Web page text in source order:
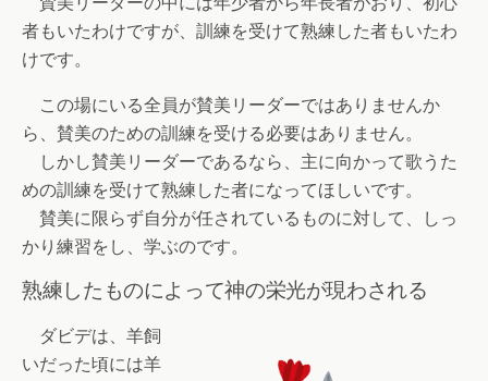
者もいたわけですが、訓練を受けて熟練した者もいたわ
けです。
この場にいる全員が賛美リーダーではありませんか
ら、賛美のための訓練を受ける必要はありません。
しかし賛美リーダーであるなら、主に向かって歌うた
めの訓練を受けて熟練した者になってほしいです。
賛美に限らず自分が任されているものに対して、しっ
かり練習をし、学ぶのです。
熟練したものによって神の栄光が現わされる
ダビデは、羊飼
いだった頃には羊